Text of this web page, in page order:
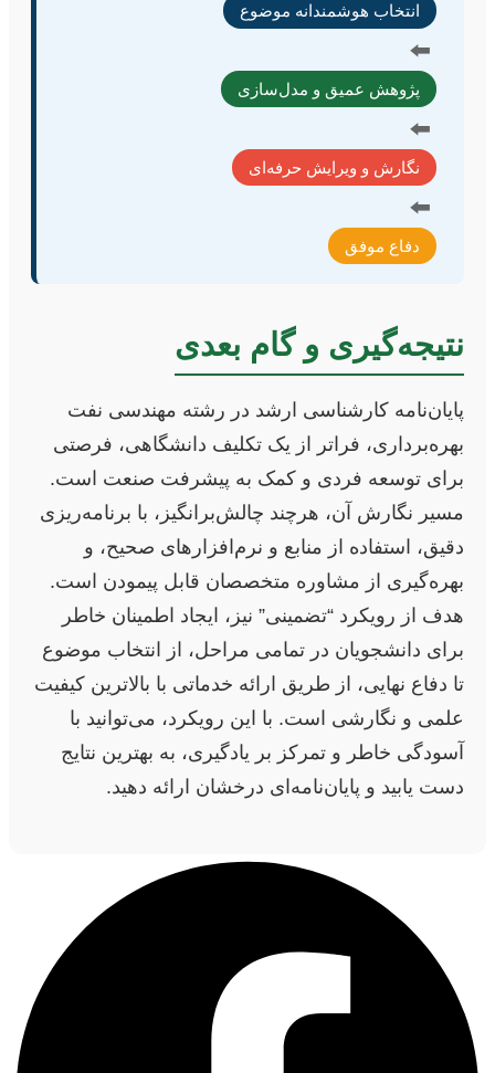
انتخاب هوشمندانه موضوع
⬅️
پژوهش عمیق و مدل‌سازی
⬅️
نگارش و ویرایش حرفه‌ای
⬅️
دفاع موفق
نتیجه‌گیری و گام بعدی
پایان‌نامه کارشناسی ارشد در رشته مهندسی نفت
بهره‌برداری، فراتر از یک تکلیف دانشگاهی، فرصتی
برای توسعه فردی و کمک به پیشرفت صنعت است.
مسیر نگارش آن، هرچند چالش‌برانگیز، با برنامه‌ریزی
دقیق، استفاده از منابع و نرم‌افزارهای صحیح، و
بهره‌گیری از مشاوره متخصصان قابل پیمودن است.
هدف از رویکرد “تضمینی” نیز، ایجاد اطمینان خاطر
برای دانشجویان در تمامی مراحل، از انتخاب موضوع
تا دفاع نهایی، از طریق ارائه خدماتی با بالاترین کیفیت
علمی و نگارشی است. با این رویکرد، می‌توانید با
آسودگی خاطر و تمرکز بر یادگیری، به بهترین نتایج
دست یابید و پایان‌نامه‌ای درخشان ارائه دهید.